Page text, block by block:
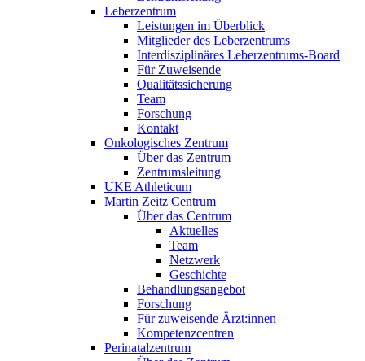
Leberzentrum
Leistungen im Überblick
Mitglieder des Leberzentrums
Interdisziplinäres Leberzentrums-Board
Für Zuweisende
Qualitätssicherung
Team
Forschung
Kontakt
Onkologisches Zentrum
Über das Zentrum
Zentrumsleitung
UKE Athleticum
Martin Zeitz Centrum
Über das Centrum
Aktuelles
Team
Netzwerk
Geschichte
Behandlungsangebot
Forschung
Für zuweisende Ärzt:innen
Kompetenzcentren
Perinatalzentrum